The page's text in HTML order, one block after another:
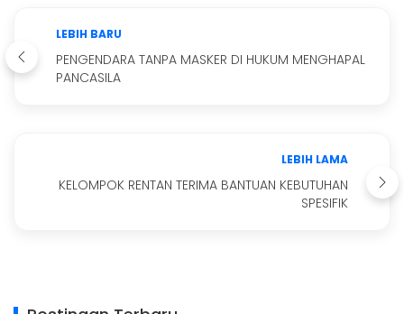
LEBIH BARU
PENGENDARA TANPA MASKER DI HUKUM MENGHAPAL
PANCASILA
LEBIH LAMA
KELOMPOK RENTAN TERIMA BANTUAN KEBUTUHAN
SPESIFIK